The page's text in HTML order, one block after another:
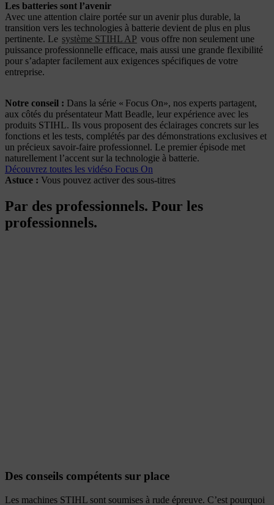
Les batteries sont l’avenir
Avec une attention claire portée sur un avenir plus durable, la
transition vers les technologies à batterie devient de plus en plus
pertinente. Le système STIHL AP vous offre non seulement une
puissance professionnelle efficace, mais aussi une grande flexibilité
pour s’adapter facilement aux exigences spécifiques de votre
entreprise.
Notre conseil : Dans la série « Focus On», nos experts partagent,
aux côtés du présentateur Matt Beadle, leur expérience avec les
produits STIHL. Ils vous proposent des éclairages concrets sur les
fonctions et les tests, complétés par des démonstrations exclusives et
un précieux savoir-faire professionnel. Le premier épisode met
naturellement l’accent sur la technologie à batterie.
Découvrez toutes les vidéso Focus On
Astuce : Vous pouvez activer des sous-titres
Par des professionnels. Pour les
professionnels.
Des conseils compétents sur place
Les machines STIHL sont soumises à rude épreuve. C’est pourquoi